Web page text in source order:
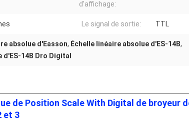
d'affichage:
Le signal de sortie: TTL
absolue d'Easson, Échelle linéaire absolue d'ES-14B,
d'ES-14B Dro Digital
de Position Scale With Digital de broyeur
et 3